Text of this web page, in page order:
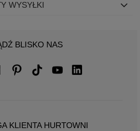
WYSYŁKI
BLISKO NAS
KLIENTA HURTOWNI